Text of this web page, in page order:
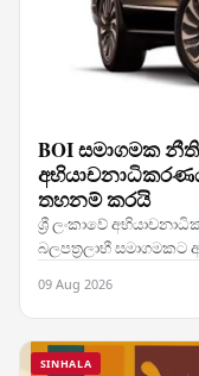
BOI සමාගමක
තහනම් කරයි
ශ්‍රී ලංකාවේ
බලපත්‍රලාභී
අපනයනය කිරීම හෝ
09 Aug 2026
SINHALA